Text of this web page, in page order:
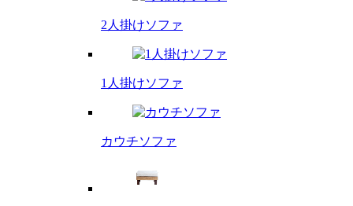
2人掛けソファ
1人掛けソファ
カウチソファ